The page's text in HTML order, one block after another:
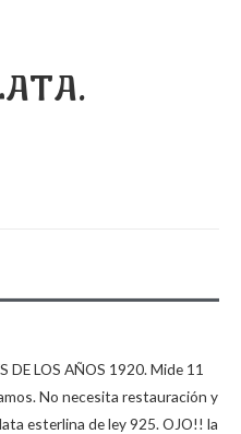
DE LOS AÑOS 1920. Mide 11
No necesita restauración y
esterlina de ley 925. OJO!! la